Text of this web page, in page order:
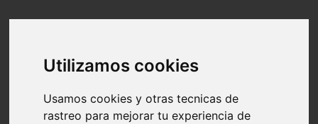
Utilizamos cookies
Usamos cookies y otras tecnicas de
rastreo para mejorar tu experiencia de